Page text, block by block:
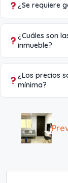
¿Se requiere
¿Cuáles son
inmueble?
¿Los precios
mínima?